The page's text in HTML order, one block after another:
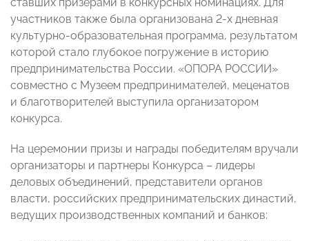
участников также была организована 2-х дневная
культурно-образовательная программа, результатом
которой стало глубокое погружение в историю
предпринимательства России. «ОПОРА РОССИИ»
совместно с Музеем предпринимателей, меценатов
и благотворителей выступила организатором
конкурса.
На церемонии призы и награды победителям вручали
организаторы и партнеры Конкурса – лидеры
деловых объединений, представители органов
власти, российских предпринимательских династий,
ведущих производственных компаний и банков: